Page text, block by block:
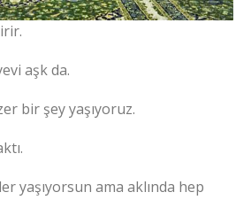
aşk da.
bir şey yaşıyoruz.
yaşıyorsun ama aklında hep